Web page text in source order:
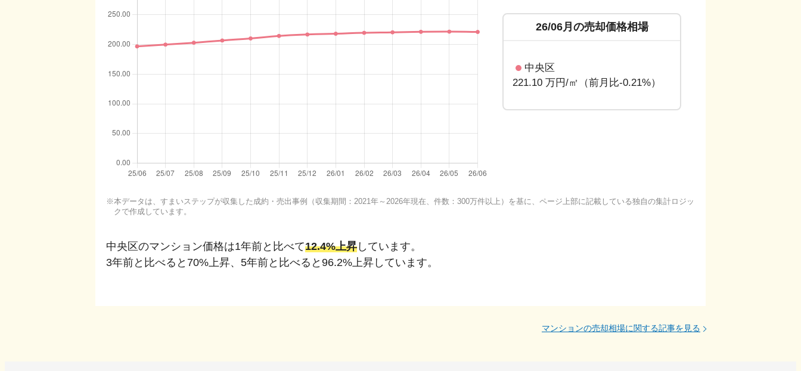
26/06月の売却価格相場
中央区
221.10 万円/㎡（前月比-0.21%）
本データは、すまいステップが収集した成約・売出事例（収集期間：2021年～2026年現在、件数：300万件以上）を基に、ページ上部に記載している独自の集計ロジッ
クで作成しています。
中央区のマンション価格は1年前と比べて12.4%上昇 しています。
3年前と比べると 70%上昇、 5年前と比べると 96.2%上昇 しています。
マンションの売却相場に関する記事を見る